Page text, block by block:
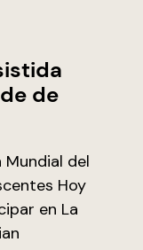
de
Mundial del
Hoy
en La